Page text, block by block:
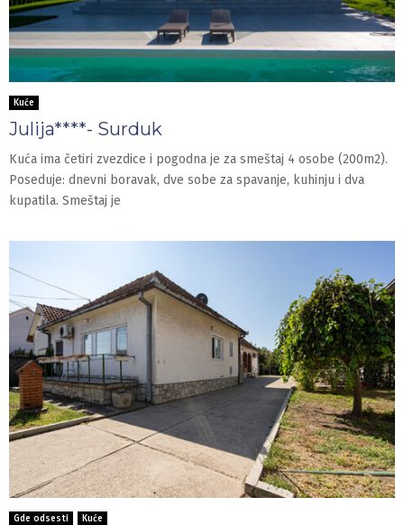
Kuće
Julija****- Surduk
Kuća ima četiri zvezdice i pogodna je za smeštaj 4 osobe (200m2).
Poseduje: dnevni boravak, dve sobe za spavanje, kuhinju i dva
kupatila. Smeštaj je
Gde odsesti Kuće